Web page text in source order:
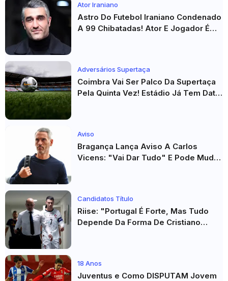
Ator Iraniano
Astro Do Futebol Iraniano Condenado
A 99 Chibatadas! Ator E Jogador É
Adversários Supertaça
Coimbra Vai Ser Palco Da Supertaça
Pela Quinta Vez! Estádio Já Tem Data
Aviso
Bragança Lança Aviso A Carlos
Vicens: "Vai Dar Tudo" E Pode Mudar
Candidatos Título
Riise: "Portugal É Forte, Mas Tudo
Depende Da Forma De Cristiano
18 Anos
Juventus e Como DISPUTAM Jovem